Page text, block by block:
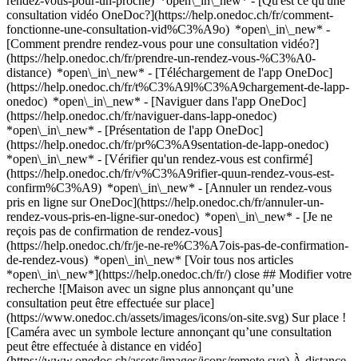
consultation vidéo OneDoc?](https://help.onedoc.ch/fr/comment-
fonctionne-une-consultation-vid%C3%A9o) *open\_in\_new* -
[Comment prendre rendez-vous pour une consultation vidéo?]
(https://help.onedoc.ch/fr/prendre-un-rendez-vous-%C3%A0-
distance) *open\_in\_new* - [Téléchargement de l'app OneDoc]
(https://help.onedoc.ch/fr/t%C3%A9l%C3%A9chargement-de-lapp-
onedoc) *open\_in\_new* - [Naviguer dans l'app OneDoc]
(https://help.onedoc.ch/fr/naviguer-dans-lapp-onedoc)
*open\_in\_new* - [Présentation de l'app OneDoc]
(https://help.onedoc.ch/fr/pr%C3%A9sentation-de-lapp-onedoc)
*open\_in\_new* - [Vérifier qu'un rendez-vous est confirmé](https://help.onedoc.ch/fr/v%C3%A9rifier-quun-rendez-vous-est-confirm%C3%A9) *open\_in\_new* - [Annuler un rendez-vous pris en ligne sur OneDoc](https://help.onedoc.ch/fr/annuler-un-rendez-vous-pris-en-ligne-sur-onedoc) *open\_in\_new* - [Je ne reçois pas de confirmation de rendez-vous](https://help.onedoc.ch/fr/je-ne-re%C3%A7ois-pas-de-confirmation-de-rendez-vous) *open\_in\_new* [Voir tous nos articles *open\_in\_new*](https://help.onedoc.ch/fr/) close ## Modifier votre recherche ![Maison avec un signe plus annonçant qu’une consultation peut être effectuée sur place](https://www.onedoc.ch/assets/images/icons/on-site.svg) Sur place ![Caméra avec un symbole lecture annonçant qu’une consultation peut être effectuée à distance en vidéo](https://www.onedoc.ch/assets/images/icons/remote.svg) À distance Rechercher #### Spécialités #### Praticiens #### Établissements edit Naturopathe MCO/TEN à Lausanne tune Filtrer par Nouveaux patients*keyboard\_arrow\_down* - Acceptés*check\_circle* Langue parlée*keyboard\_arrow\_down* - Allemand*check\_circle* - Anglais*check\_circle* - Arabe*check\_circle* - Espagnol*check\_circle* - Français*check\_circle* - Italien*check\_circle* - Portugais*check\_circle* - Serbe*check\_circle* Sexe*keyboard\_arrow\_down* - Femme*check\_circle* - Homme*check\_circle* Réseau*keyboard\_arrow\_down* - ASCA*check\_circle* - RME*check\_circle* - NVS*check\_circle* - APTN*check\_circle* Disponibilité*keyboard\_arrow\_down* - Disponible aujourdhui*check\_circle* - Dans les 3 prochains jours*check\_circle* - Dans les 7 prochains jours*check\_circle* - Dans les 14 prochains jours*check\_circle* # Naturopathe MCO/TEN à Lausanne: prenez rendez-vous en ligne aujourd'hui ## 32 résultats à Lausanne [![Mme Avé Némitz, sexothérapeute à Lausanne](https://assets.onedoc.ch/images/users/0b0520b542e68da67e3e767a2a28d50f7e40fee1978c1a35d28e3c9ee1b3f1bf-small.png "Mme Avé Némitz, sexothérapeute à Lausanne")](https://www.onedoc.ch/fr/sexotherapeute/lausanne/pc3id/ave-nemitz) ### [Mme Avé Némitz](https://www.onedoc.ch/fr/sexotherapeute/lausanne/pc3id/ave-nemitz) ![Badge indiquant un profil vérifié](https://www.onedoc.ch/assets/images/icons/checkmark.svg) [Sexothérapeute](https://www.onedoc.ch/fr/sexotherapeute/lausanne), Naturopathe MCO/TEN Avé Némitz - Santé Sens Spiritualité | Naturopathie - Sexothérapie Rue du Valentin 61 1004 Lausanne ![Mme Avé Némitz est affiliée au réseau ASCA](https://assets.onedoc.ch/images/networks/logos/496d325fd4282f2f0a46197dd629fd16fcd2d324839e441a2a65aaa74df08a15-small.png)![Mme Avé Némitz est affiliée au réseau RME](https://assets.onedoc.ch/images/networks/logos/a202aabd14cdddb5ff03205af2481fb805645ff903773c55a6c572d22f23762e-small.png) ![Icône patient avec un signe plus annonçant que le professionnel accepte de nouveaux patients](https://www.onedoc.ch/assets/images/icons/new-patients.svg)Accepte les nouveaux patients [Réserver un RDV](https://www.onedoc.ch/fr/sexotherapeute/lausanne/pc3id/ave-nemitz) *chevron\_left* mar. 04 août *chevron\_right* Voir plus de rendez-vous *error\_outline* Une erreur s'est produite lors du chargement des disponibilités [Réessayer](https://www.onedoc.ch) [![M. Thomas Perissinotto, naturopathe MCO/TEN à Lausanne](https://assets.onedoc.ch/images/users/1072487f04a7826b737da25d5cdec8eb3ea54aeec5217fa5261d2308cd847489-small.jpg "M. Thomas Perissinotto, naturopathe MCO/TEN à Lausanne")](https://www.onedoc.ch/fr/naturopathe-mco-ten/lausanne/pcuqm/thomas-perissinotto) ### [M. Thomas Perissinotto](https://www.onedoc.ch/fr/naturopathe-mco-ten/lausanne/pcuqm/thomas-perissinotto) ![Badge indiquant un profil vérifié](https://www.onedoc.ch/assets/images/icons/checkmark.svg) Naturopathe MCO/TEN Thomas Perissinotto Naturopathe - Cabinet Rue du Petit-Saint-Jean 4 1003 Lausanne ![M. Thomas Perissinotto est affilié au réseau RME](https://assets.onedoc.ch/images/networks/logos/a202aabd14cdddb5ff03205af2481fb805645ff903773c55a6c572d22f23762e-small.png) ![Icône patient avec un signe plus annonçant que le professionnel accepte de nouveaux patients](https://www.onedoc.ch/assets/images/icons/new-patients.svg)Accepte les nouveaux patients [Réserver un RDV](https://www.onedoc.ch/fr/naturopathe-mco-ten/lausanne/pcuqm/thomas-perissinotto) *chevron\_left* mar. 04 août *chevron\_right* Voir plus de rendez-vous *error\_outline* Une erreur s'est produite lors du chargement des disponibilités [Réessayer](https://www.onedoc.ch) [![Mme Isis Bihiry, naturopathe MCO/TEN à Lausanne](https://assets.onedoc.ch/images/users/179bcc93f16b583511ed26d23b30203d8eaa188a3484acb309bead742faa1d29-small.jpg "Mme Isis Bihiry, naturopathe MCO/TEN à Lausanne")](https://www.onedoc.ch/fr/naturopathe-mco-ten/lausanne/pb4yt/isis-bihiry) ### [Mme Isis Bihiry](https://www.onedoc.ch/fr/naturopathe-mco-ten/lausanne/pb4yt/isis-bihiry) ![Badge indiquant un profil vérifié](https://www.onedoc.ch/assets/images/icons/checkmark.svg) Naturopathe MCO/TEN Thérapeute Naturel, Naturopathie, Isis Bihiry, Avenue Alexandre-Vinet 16 1004 Lausanne ![Mme Isis Bihiry est affiliée au réseau RME](https://assets.onedoc.ch/images/networks/logos/a202aabd14cdddb5ff03205af2481fb805645ff903773c55a6c572d22f23762e-small.png)![Mme Isis Bihiry est affiliée au réseau NVS](https://assets.onedoc.ch/images/networks/logos/9a2241fd4e36c4b6fa68d6b2b5a7d8e03f1311a3e91f86936a143e15035d5cb6-small.png) ![Icône patient avec un signe plus annonçant que le professionnel accepte de nouveaux patients](https://www.onedoc.ch/assets/images/icons/new-patients.svg)Accepte les nouveaux patients [Réserver un RDV](https://www.onedoc.ch/fr/naturopathe-mco-ten/lausanne/pb4yt/isis-bihiry) *chevron\_left* mar. 04 août *chevron\_right* Voir plus de rendez-vous *error\_outline* Une erreur s'est produite lors du chargement des disponibilités [Réessayer](https://www.onedoc.ch) [![Mme Emilie Winzer, naturopathe MCO/TEN à Lausanne](https://assets.onedoc.ch/images/users/4de533049974a9c92cf33df99cb6af64c1fffb3f34e98795bb82a44284c74e09-small.jpg "Mme Emilie Winzer, naturopathe MCO/TEN à Lausanne")](https://www.onedoc.ch/fr/naturopathe-mco-ten/lausanne/pczsw/emilie-winzer) ### [Mme Emilie Winzer](https://www.onedoc.ch/fr/naturopathe-mco-ten/lausanne/pczsw/emilie-winzer) ![Badge indiquant un profil vérifié](https://www.onedoc.ch/assets/images/icons/checkmark.svg) Naturopathe MCO/TEN Cabinet Lausanne hôtel Alpha palmier Rue du Petit-Chêne 34 1003 Lausanne ![Mme Emilie Winzer est affiliée au réseau ASCA](https://assets.onedoc.ch/images/networks/logos/496d325fd4282f2f0a46197dd629fd16fcd2d324839e441a2a65aaa74df08a15-small.png)![Mme Emilie Winzer est affiliée au réseau RME](https://assets.onedoc.ch/images/networks/logos/a202aabd14cdddb5ff03205af2481fb805645ff903773c55a6c572d22f23762e-small.png) ![Icône patient avec un signe plus annonçant que le professionnel accepte de nouveaux patients](https://www.onedoc.ch/assets/images/icons/new-patients.svg)Accepte les nouveaux patients [Réserver un RDV](https://www.onedoc.ch/fr/naturopathe-mco-ten/lausanne/pczsw/emilie-winzer) *chevron\_left* mar. 04 août *chevron\_right* Voir plus de rendez-vous *error\_outline* Une erreur s'est produite lors du chargement des disponibilités [Réessayer](https://www.onedoc.ch) [![Mme Hélène Bourouba, naturopathe MCO/TEN à Lausanne](https://assets.onedoc.ch/images/users/13689f450e872c87c5f174820c4d94639af5966fee5a1886c08d0dfba4be49ab-small.png "Mme Hélène Bourouba, naturopathe MCO/TEN à Lausanne")](https://www.onedoc.ch/fr/naturopathe-mco-ten/lausanne/pc08c/helene-bourouba) ### [Mme Hélène Bourouba](https://www.onedoc.ch/fr/naturopathe-mco-ten/lausanne/pc08c/helene-bourouba) ![Badge indiquant un profil vérifié](https://www.onedoc.ch/assets/images/icons/checkmark.svg) Naturopathe MCO/TEN Espace LAVIDA Rue du Maupas 19 1004 Lausanne ![Mme Hélène Bourouba est affiliée au réseau ASCA](https://assets.onedoc.ch/images/networks/logos/496d325fd4282f2f0a46197dd629fd16fcd2d324839e441a2a65aaa74df08a15-small.png)![Mme Hélène Bourouba est affiliée au réseau RME](https://assets.onedoc.ch/images/networks/logos/a202aabd14cdddb5ff03205af2481fb805645ff903773c55a6c572d22f23762e-small.png) ![Icône patient avec un signe plus annonçant que le professionnel accepte de nouveaux patients](https://www.onedoc.ch/assets/images/icons/new-patients.svg)Accepte les nouveaux patients [Réserver un RDV](https://www.onedoc.ch/fr/naturopathe-mco-ten/lausanne/pc08c/helene-bourouba) [![Mme Emilie Winzer, masseuse classique à Lausanne](https://assets.onedoc.ch/images/users/1f80a59f87e67cb84d6c4626edbe25e8ec19065e7592b9107e31fd86f2aa2ce9-small.png "Mme Emilie Winzer, masseuse classique à Lausanne")](https://www.onedoc.ch/fr/masseuse-classique/lausanne/pc3j5/emilie-winzer) ### [Mme Emilie Winzer](https://www.onedoc.ch/fr/masseuse-classique/lausanne/pc3j5/emilie-winzer) ![Badge indiquant un profil vérifié](https://www.onedoc.ch/assets/images/icons/checkmark.svg) [Masseuse classique](https://www.onedoc.ch/fr/masseur-classique/lausanne), Naturopathe MCO/TEN [Medifit - physiothérapie & santé féminine - Lausanne](https://www.onedoc.ch/fr/cabinet-de-physiotherapie/lausanne/ebc07/medifit-physiotherapie-sante-feminine-lausanne) Rue Caroline 2 1003 Lausanne ![Mme Emilie Winzer est affiliée au réseau ASCA](https://assets.onedoc.ch/images/networks/logos/496d325fd4282f2f0a46197dd629fd16fcd2d324839e441a2a65aaa74df08a15-small.png)![Mme Emilie Winzer est affiliée au réseau RME](https://assets.onedoc.ch/images/networks/logos/a202aabd14cdddb5ff03205af2481fb805645ff903773c55a6c572d22f23762e-small.png) ![Icône patient avec un signe plus annonçant que le professionnel accepte de nouveaux patients](https://www.onedoc.ch/assets/images/icons/new-patients.svg)Accepte les nouveaux patients [Réserver un RDV](https://www.onedoc.ch/fr/masseuse-classique/lausanne/pc3j5/emilie-winzer) [![Mme Maude Robert, thérapeute e